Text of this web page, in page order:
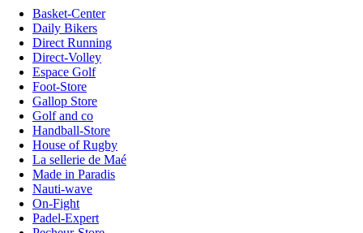
Basket-Center
Daily Bikers
Direct Running
Direct-Volley
Espace Golf
Foot-Store
Gallop Store
Golf and co
Handball-Store
House of Rugby
La sellerie de Maé
Made in Paradis
Nauti-wave
On-Fight
Padel-Expert